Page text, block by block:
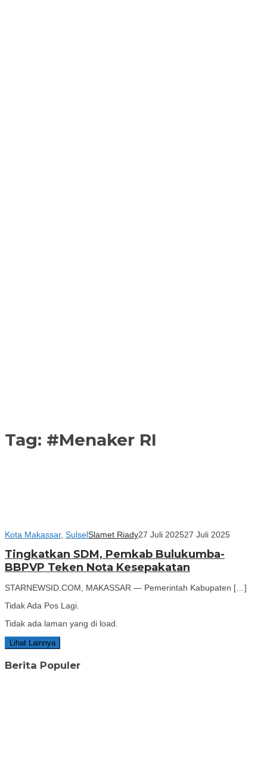
Tag: #Menaker RI
Kota Makassar, SulselSlamet Riady27 Juli 202527 Juli 2025
Tingkatkan SDM, Pemkab Bulukumba-
BBPVP Teken Nota Kesepakatan
STARNEWSID.COM, MAKASSAR — Pemerintah Kabupaten […]
Tidak Ada Pos Lagi.
Tidak ada laman yang di load.
Lihat Lainnya
Berita Populer